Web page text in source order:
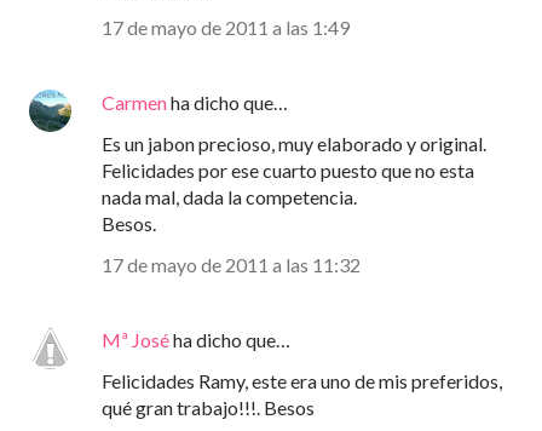
17 de mayo de 2011 a las 1:49
Carmenha dicho que…
Es un jabon precioso, muy elaborado y original.
Felicidades por ese cuarto puesto que no esta
nada mal, dada la competencia.
Besos.
17 de mayo de 2011 a las 11:32
Mª Joséha dicho que…
Felicidades Ramy, este era uno de mis preferidos,
qué gran trabajo!!!. Besos